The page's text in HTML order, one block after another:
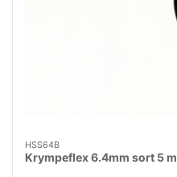
HSS64B
Krympeflex 6.4mm sort 5 m